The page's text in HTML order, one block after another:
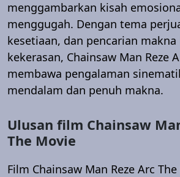
menggambarkan kisah
menggugah. Dengan tema
kesetiaan, dan pencarian
kekerasan, Chainsaw Man Reze
membawa pengalaman
mendalam dan penuh makna.
Ulusan film Chainsaw
The Movie
Film Chainsaw Man Reze Arc